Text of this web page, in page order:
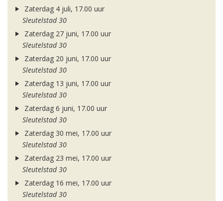
Zaterdag 4 juli, 17.00 uur
Sleutelstad 30
Zaterdag 27 juni, 17.00 uur
Sleutelstad 30
Zaterdag 20 juni, 17.00 uur
Sleutelstad 30
Zaterdag 13 juni, 17.00 uur
Sleutelstad 30
Zaterdag 6 juni, 17.00 uur
Sleutelstad 30
Zaterdag 30 mei, 17.00 uur
Sleutelstad 30
Zaterdag 23 mei, 17.00 uur
Sleutelstad 30
Zaterdag 16 mei, 17.00 uur
Sleutelstad 30